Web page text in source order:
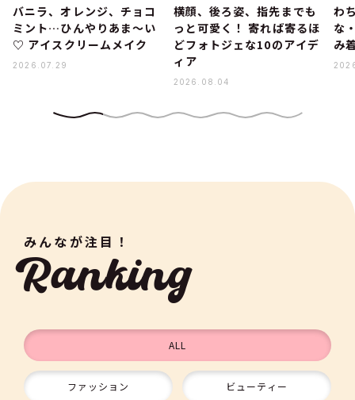
バニラ、オレンジ、チョコ
ミント…ひんやりあま～い
♡ アイスクリームメイク
2026.07.29
横顔、後ろ姿、指先までも
っと可愛く！ 寄れば寄るほ
どフォトジェな10のアイデ
ィア
2026.08.04
わ
な
み
みんなが注目！
Ranking
ALL
ファッション ビューティー